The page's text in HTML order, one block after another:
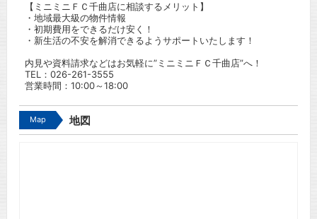
【ミニミニＦＣ千曲店に相談するメリット】
・地域最大級の物件情報
・初期費用をできるだけ安く！
・新生活の不安を解消できるようサポートいたします！
内見や資料請求などはお気軽に”ミニミニＦＣ千曲店”へ！
TEL： 026-261-3555
営業時間：10:00～18:00
Map 地図